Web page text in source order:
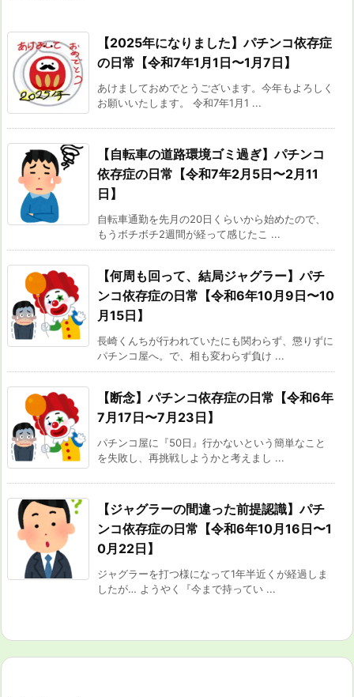
【2025年になりました】パチンコ依存症
の日常【令和7年1月1日〜1月7日】
あけましておめでとうございます。今年もよろしく
お願いいたします。 令和7年1月1 ...
【自転車の道路環境ゴミ過ぎ】パチンコ
依存症の日常【令和7年2月5日〜2月11
日】
自転車通勤を先月の20日くらいから始めたので、
もうボチボチ2週間が経って感じたこ ...
【何周も回って、結局ジャグラー】パチ
ンコ依存症の日常【令和6年10月9日〜10
月15日】
長崎くんちが行われていたにも関わらず、懲りずに
パチンコ屋へ。で、相も変わらず負け ...
【断念】パチンコ依存症の日常【令和6年
7月17日〜7月23日】
パチンコ屋に『50日』行かないという簡単なこと
を失敗し、再挑戦しようかと考えまし ...
【ジャグラーの間違った前提認識】パチ
ンコ依存症の日常【令和6年10月16日〜1
0月22日】
ジャグラーを打つ様になって1年半近くが経過しま
したが… ようやく『今まで持ってい ...